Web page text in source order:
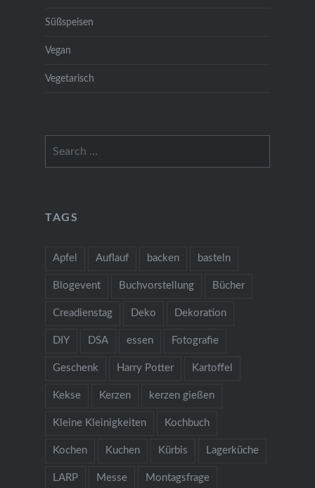
Süßspeisen
Vegan
Vegetarisch
TAGS
Apfel Auflauf backen basteln
Blogevent Buchvorstellung Bücher
Creadienstag Deko Dekoration
DIY DSA essen Fotografie
Geschenk Harry Potter Kartoffel
Kekse Kerzen kerzen gießen
Kleine Kleinigkeiten Kochbuch
Kochen Kuchen Kürbis Lagerküche
LARP Messe Montagsfrage